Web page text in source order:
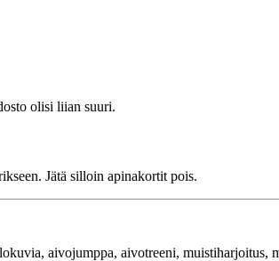
olisi liian suuri.
Jätä silloin apinakortit pois.
aivojumppa, aivotreeni, muistiharjoitus,